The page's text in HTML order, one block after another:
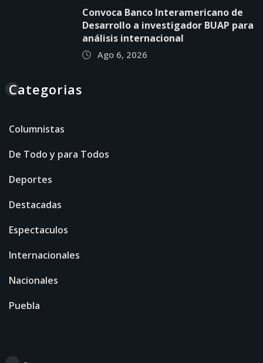
Convoca Banco Interamericano de
Desarrollo a investigador BUAP para
análisis internacional
Ago 6, 2026
Categorias
Columnistas
De Todo y para Todos
Deportes
Destacadas
Espectaculos
Internacionales
Nacionales
Puebla